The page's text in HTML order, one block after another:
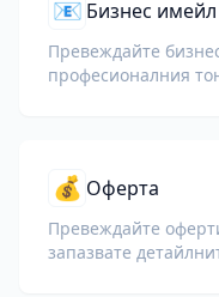
📧 Бизнес имейл
Превеждайте
професионалния
💰 Оферта
Превеждайте
запазвате